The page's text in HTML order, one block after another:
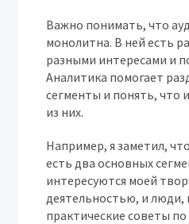
Важно понимать, что
монолитна. В ней есть
разными интересами и
Аналитика помогает
сегменты и понять, что
из них.
Например, я заметил,
есть два основных
интересуются моей
деятельностью, и
практические советы